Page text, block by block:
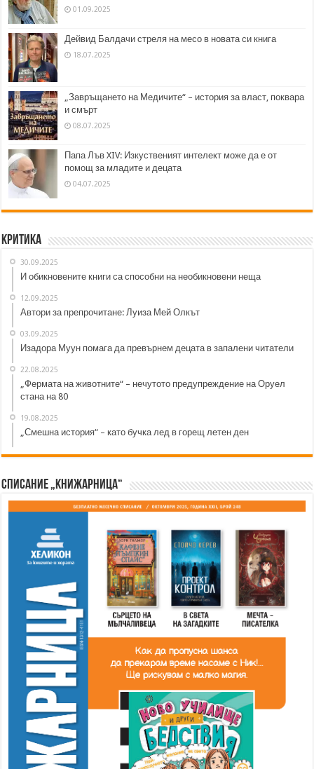
01.09.2025
Дейвид Балдачи стреля на месо в новата си книга
18.07.2025
„Завръщането на Медичите“ – история за власт, поквара
и смърт
08.07.2025
Папа Лъв XIV: Изкуственият интелект може да е от
помощ за младите и децата
04.07.2025
Критика
30.09.2025
И обикновените книги са способни на необикновени неща
12.09.2025
Автори за препрочитане: Луиза Мей Олкът
03.09.2025
Изадора Муун помага да превърнем децата в запалени читатели
22.08.2025
„Фермата на животните“ – нечутото предупреждение на Оруел
стана на 80
19.08.2025
„Смешна история“ – като бучка лед в горещ летен ден
Списание „Книжарница“